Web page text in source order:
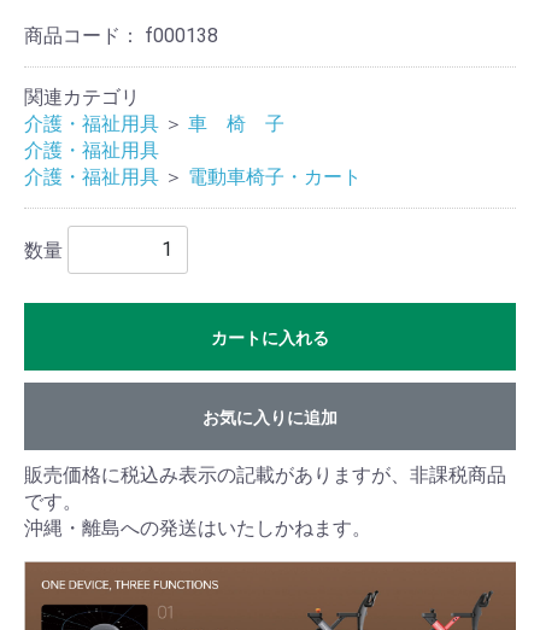
ト
杖・
ステ
サイ
ドテ
ーブ
商品コード： f000138
関連カテゴリ
介護・福祉用具 ＞ 車 椅 子
介護・福祉用具
介護・福祉用具 ＞ 電動車椅子・カート
数量
カートに入れる
お気に入りに追加
販売価格に税込み表示の記載がありますが、非課税商品
です。
沖縄・離島への発送はいたしかねます。